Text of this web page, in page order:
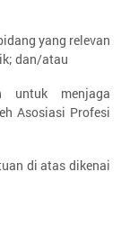
yang relevan
dan/atau
untuk menjaga
Asosiasi Profesi
di atas dikenai